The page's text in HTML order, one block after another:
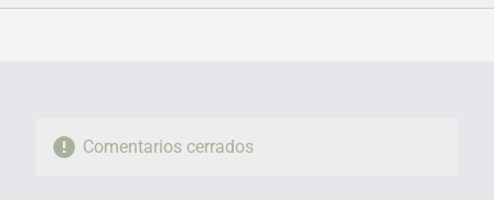
FACEBOOKTWITTERFLIPBOARD
E-
WHATSAPP
Comentarios cerrados